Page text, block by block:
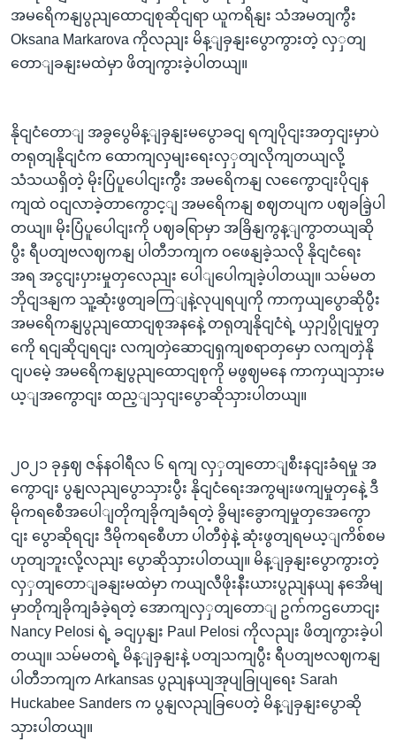
အမရေိကနျပွညျထောငျစုဆိုငျရာ ယူကရိနျး သံအမတျကွီး
Oksana Markarova ကိုလညျး မိန့ျခှနျးပွောကွားတဲ့ လှှတျ
တောျခနျးမထဲမှာ ဖိတျကွားခဲ့ပါတယျ။
နိုငျငံတောျ အခွပွေမိန့ျခှနျးမပွောခငျ ရကျပိုငျးအတှငျးမှာပဲ
တရုတျနိုငျငံက ထောကျလှမျးရေးလှှတျလိုကျတယျလို့
သံသယရှိတဲ့ မိုးပြံပူပေါငျးကွီး အမရေိကနျ လကွေောငျးပိုငျန
ကျထဲ ဝငျလာခဲ့တာကွောင့ျ အမရေိကနျ စဈတပျက ပဈခခြဲ့ပါ
တယျ။ မိုးပြံပူပေါငျးကို ပဈခရြာမှာ အခြိနျကွန့ျကွာတယျဆို
ပွီး ရီပတျဗလဈကနျ ပါတီဘကျက ဝဖေနျခဲ့သလို နိုငျငံရေး
အရ အငွငျးပှားမှုတှလေညျး ပေါျပေါကျခဲ့ပါတယျ။ သမ်မတ
ဘိုငျဒနျက သူ့ဆုံးဖွတျခကြျနဲ့လုပျရပျကို ကာကှယျပွောဆိုပွီး
အမရေိကနျပွညျထောငျစုအနနေဲ့ တရုတျနိုငျငံရဲ့ ယှဉျပွိုငျမှုတှ
ကေို ရငျဆိုငျရငျး လကျတှဲဆောငျရှကျစရာတှမှော လကျတှဲနို
ငျပမေဲ့ အမရေိကနျပွညျထောငျစုကို မဖွဈမနေ ကာကှယျသှားမ
ယ့ျအကွောငျး ထည့ျသှငျးပွောဆိုသှားပါတယျ။
၂၀၂၁ ခုနှဈ ဇန်နဝါရီလ ၆ ရကျ လှှတျတောျစီးနငျးခံရမှု အ
ကွောငျး ပွနျလညျပွောသှားပွီး နိုငျငံရေးအကွမျးဖကျမှုတှနေဲ့ ဒီ
မိုကရစေီအပေါျတိုကျခိုကျခံရတဲ့ ခွိမျးခွောကျမှုတှအေကွော
ငျး ပွောဆိုရငျး ဒီမိုကရစေီဟာ ပါတီစှဲနဲ့ ဆုံးဖွတျရမယ့ျကိစ်စမ
ဟုတျဘူးလို့လညျး ပွောဆိုသှားပါတယျ။ မိန့ျခှနျးပွောကွားတဲ့
လှှတျတောျခနျးမထဲမှာ ကယျလီဖိုးနီးယားပွညျနယျ နအေိမျ
မှာတိုကျခိုကျခံခဲ့ရတဲ့ အောကျလှှတျတောျ ဥက်ကဌဟောငျး
Nancy Pelosi ရဲ့ ခငျပှနျး Paul Pelosi ကိုလညျး ဖိတျကွားခဲ့ပါ
တယျ။ သမ်မတရဲ့ မိန့ျခှနျးနဲ့ ပတျသကျပွီး ရီပတျဗလဈကနျ
ပါတီဘကျက Arkansas ပွညျနယျအုပျခြုပျရေး Sarah
Huckabee Sanders က ပွနျလညျခြပေတဲ့ မိန့ျခှနျးပွောဆို
သှားပါတယျ။